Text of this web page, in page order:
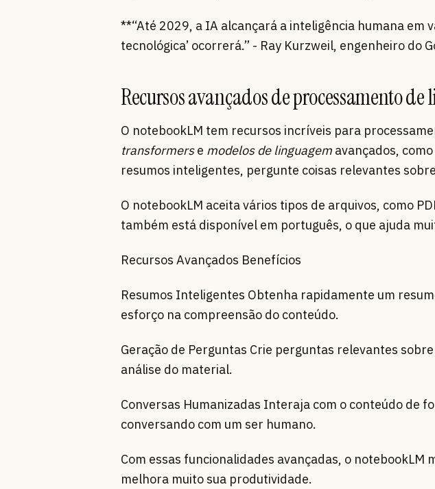
**“Até 2029, a IA alcançará a inteligência humana em
tecnológica’ ocorrerá.” - Ray Kurzweil, engenheiro do
Recursos avançados de processamento
O notebookLM tem recursos incríveis para
transformerse modelos de linguagem avançados, como
resumos inteligentes, pergunte coisas relevantes
O notebookLM aceita vários tipos de arquivos, como
também está disponível em português, o que ajuda
Recursos Avançados Benefícios
Resumos Inteligentes Obtenha rapidamente um
esforço na compreensão do conteúdo.
Geração de Perguntas Crie perguntas relevantes
análise do material.
Conversas Humanizadas Interaja com o conteúdo de
conversando com um ser humano.
Com essas funcionalidades avançadas, o notebookLM
melhora muito sua produtividade.